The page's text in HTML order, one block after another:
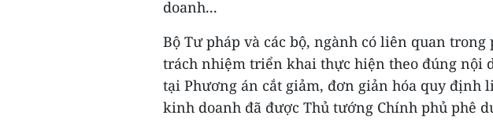
doanh...
Bộ Tư pháp và các bộ, ngành có liên quan
trách nhiệm triển khai thực hiện theo đúng nội
tại Phương án cắt giảm, đơn giản hóa quy định
kinh doanh đã được Thủ tướng Chính phủ phê